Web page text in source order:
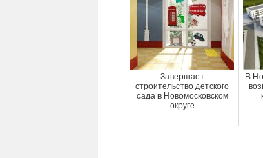
Завершает
строительство детского
сада в Новомосковском
округе
В